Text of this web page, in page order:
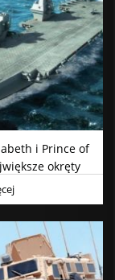
i Prince of
okręty